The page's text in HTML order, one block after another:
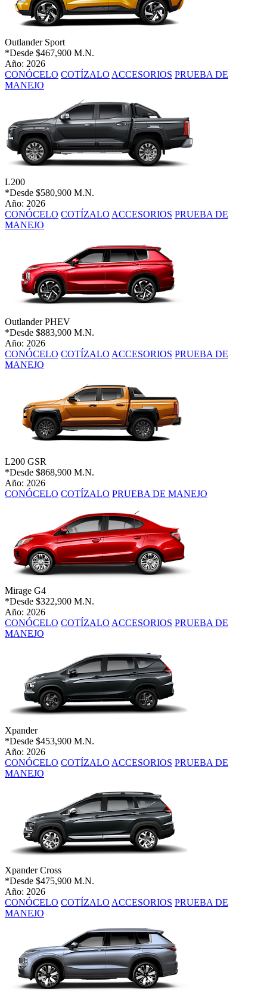
Outlander Sport
*Desde $467,900 M.N.
Año: 2026
CONÓCELO COTÍZALO ACCESORIOS PRUEBA DE
MANEJO
L200
*Desde $580,900 M.N.
Año: 2026
CONÓCELO COTÍZALO ACCESORIOS PRUEBA DE
MANEJO
Outlander PHEV
*Desde $883,900 M.N.
Año: 2026
CONÓCELO COTÍZALO ACCESORIOS PRUEBA DE
MANEJO
L200 GSR
*Desde $868,900 M.N.
Año: 2026
CONÓCELO COTÍZALO PRUEBA DE MANEJO
Mirage G4
*Desde $322,900 M.N.
Año: 2026
CONÓCELO COTÍZALO ACCESORIOS PRUEBA DE
MANEJO
Xpander
*Desde $453,900 M.N.
Año: 2026
CONÓCELO COTÍZALO ACCESORIOS PRUEBA DE
MANEJO
Xpander Cross
*Desde $475,900 M.N.
Año: 2026
CONÓCELO COTÍZALO ACCESORIOS PRUEBA DE
MANEJO